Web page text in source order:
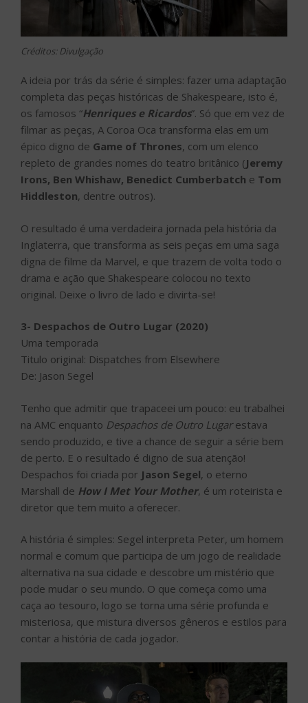
Créditos: Divulgação
A ideia por trás da série é simples: fazer uma adaptação
completa das peças históricas de Shakespeare, isto é,
os famosos “Henriques e Ricardos”. Só que em vez de
filmar as peças, A Coroa Oca transforma elas em um
épico digno de Game of Thrones, com um elenco
repleto de grandes nomes do teatro britânico (Jeremy
Irons, Ben Whishaw, Benedict Cumberbatch e Tom
Hiddleston, dentre outros).
O resultado é uma verdadeira jornada pela história da
Inglaterra, que transforma as seis peças em uma saga
digna de filme da Marvel, e que trazem de volta todo o
drama e ação que Shakespeare colocou no texto
original. Deixe o livro de lado e divirta-se!
3- Despachos de Outro Lugar (2020)
Uma temporada
Titulo original: Dispatches from Elsewhere
De: Jason Segel
Tenho que admitir que trapaceei um pouco: eu trabalhei
na AMC enquanto Despachos de Outro Lugarestava
sendo produzido, e tive a chance de seguir a série bem
de perto. E o resultado é digno de sua atenção!
Despachos foi criada por Jason Segel, o eterno
Marshall de How I Met Your Mother, é um roteirista e
diretor que tem muito a oferecer.
A história é simples: Segel interpreta Peter, um homem
normal e comum que participa de um jogo de realidade
alternativa na sua cidade e descobre um mistério que
pode mudar o seu mundo. O que começa como uma
caça ao tesouro, logo se torna uma série profunda e
misteriosa, que mistura diversos gêneros e estilos para
contar a história de cada jogador.